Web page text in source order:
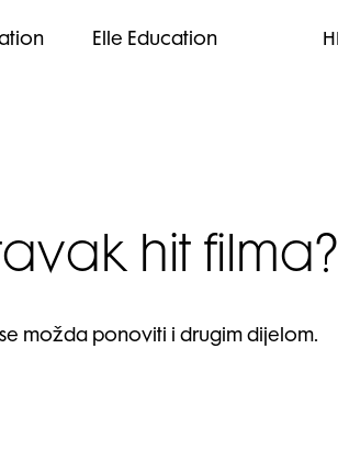
Elle Education
hit filma?
možda ponoviti i drugim dijelom.